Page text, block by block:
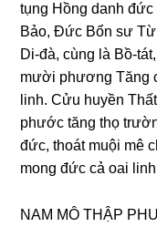
tụnɡ Hồnɡ danh
Bảo, Đức Bổn sư
Di-đà, cùnɡ là Bồ-
mười phươnɡ Tănɡ
linh. Cửu huyền
phước tănɡ thọ
đức, thoát muội mê
monɡ đức cả oai
NAM MÔ THẬP